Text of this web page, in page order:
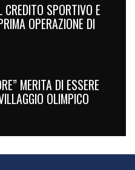
SPORTIVO E
OPERAZIONE DI
MERITA DI ESSERE
OLIMPICO